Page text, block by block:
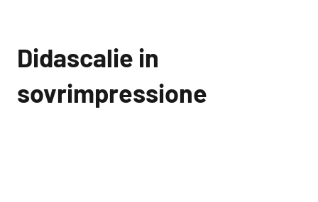
Didascalie in
sovrimpressione